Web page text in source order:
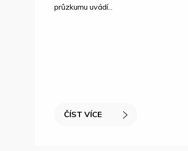
průzkumu uvádí...
ČÍST VÍCE